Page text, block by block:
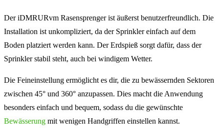
Der iDMRURvm Rasensprenger ist äußerst benutzerfreundlich. Die
Installation ist unkompliziert, da der Sprinkler einfach auf dem
Boden platziert werden kann. Der Erdspieß sorgt dafür, dass der
Sprinkler stabil steht, auch bei windigem Wetter.
Die Feineinstellung ermöglicht es dir, die zu bewässernden Sektoren
zwischen 45° und 360° anzupassen. Dies macht die Anwendung
besonders einfach und bequem, sodass du die gewünschte
Bewässerung mit wenigen Handgriffen einstellen kannst.